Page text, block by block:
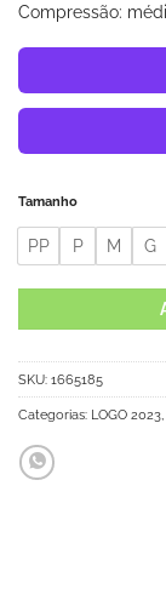
Compressão:
Tamanho
PP P M G
SKU: 1665185
Categorias: LOGO 2023